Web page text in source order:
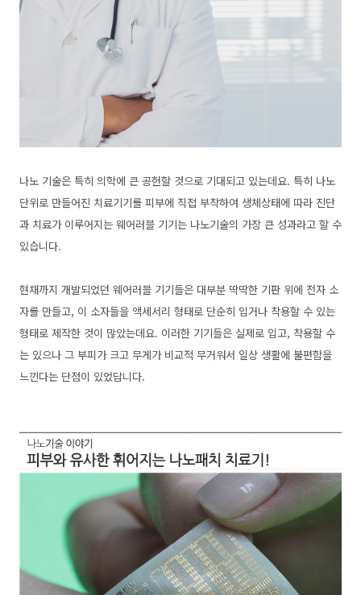
나노 기술은 특히 의학에 큰 공헌할 것으로 기대되고 있는데요. 특히 나노
단위로 만들어진 치료기기를 피부에 직접 부착하여 생체상태에 따라 진단
과 치료가 이루어지는 웨어러블 기기는 나노기술의 가장 큰 성과라고 할 수
있습니다.
현재까지 개발되었던 웨어러블 기기들은 대부분 딱딱한 기판 위에 전자 소
자를 만들고, 이 소자들을 액세서리 형태로 단순히 입거나 착용할 수 있는
형태로 제작한 것이 많았는데요. 이러한 기기들은 실제로 입고, 착용할 수
는 있으나 그 부피가 크고 무게가 비교적 무거워서 일상 생활에 불편함을
느낀다는 단점이 있었답니다.